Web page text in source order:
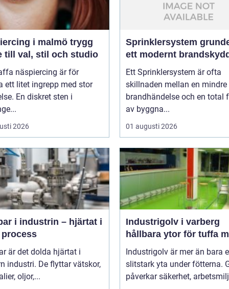
i malmö trygg
till val, stil och studio
näspiercing är för
ett litet ingrepp med stor
En diskret sten i
2026
Sprinklersystem grunden i
ett modernt
Ett Sprinklersystem är ofta
skillnaden mellan en mindre
brandhändelse och en total
av byggna...
01 augusti 2026
i industrin – hjärtat i
är det dolda hjärtat i
industri. De flyttar vätskor,
oljor,...
Industrigolv i varberg
hållbara ytor för tuffa
Industrigolv är mer än bara
slitstark yta under fötterna.
påverkar säkerhet,